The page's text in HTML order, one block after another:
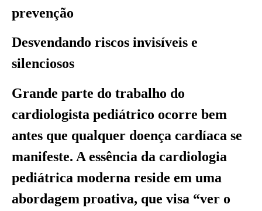
prevenção
Desvendando riscos invisíveis e
silenciosos
Grande parte do trabalho do
cardiologista pediátrico ocorre bem
antes que qualquer doença cardíaca se
manifeste. A essência da cardiologia
pediátrica moderna reside em uma
abordagem proativa, que visa “ver o